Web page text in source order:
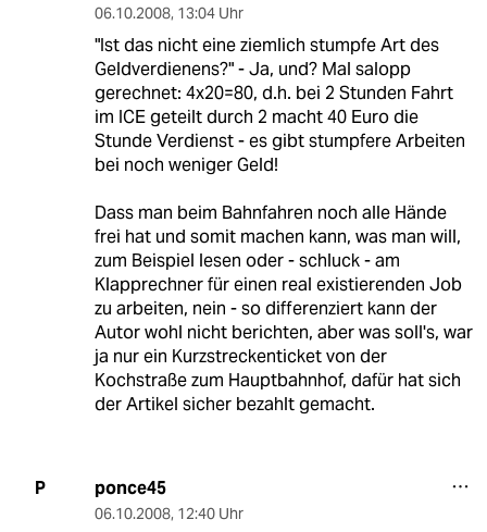
06.10.2008, 13:04 Uhr
"Ist das nicht eine ziemlich stumpfe Art des
Geldverdienens?" - Ja, und? Mal salopp
gerechnet: 4x20=80, d.h. bei 2 Stunden Fahrt
im ICE geteilt durch 2 macht 40 Euro die
Stunde Verdienst - es gibt stumpfere Arbeiten
bei noch weniger Geld!
Dass man beim Bahnfahren noch alle Hände
frei hat und somit machen kann, was man will,
zum Beispiel lesen oder - schluck - am
Klapprechner für einen real existierenden Job
zu arbeiten, nein - so differenziert kann der
Autor wohl nicht berichten, aber was soll's, war
ja nur ein Kurzstreckenticket von der
Kochstraße zum Hauptbahnhof, dafür hat sich
der Artikel sicher bezahlt gemacht.
P ponce45
06.10.2008, 12:40 Uhr